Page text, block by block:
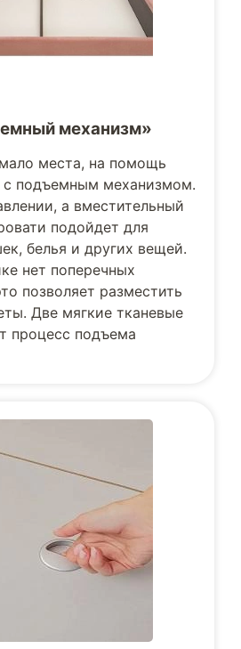
механизм»
места, на помощь
с подъемным механизмом.
а вместительный
подойдет для
белья и других вещей.
нет поперечных
позволяет разместить
Две мягкие тканевые
процесс подъема